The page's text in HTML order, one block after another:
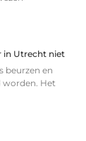
in Utrecht niet
beurzen en
worden. Het